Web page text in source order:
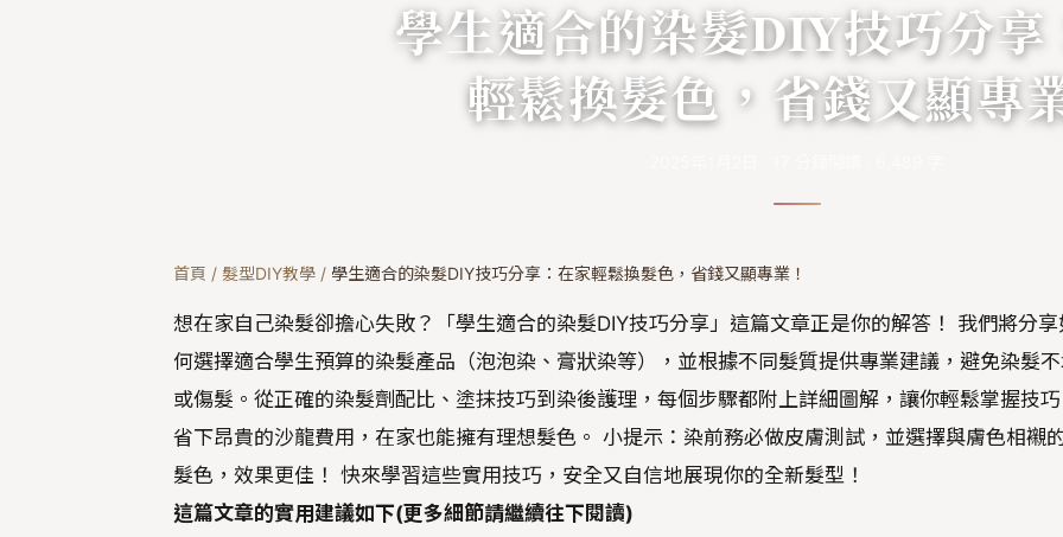
學生適合的染髮DIY技巧分享
輕鬆換髮色，省錢又顯專
首頁 / 髮型DIY教學 / 學生適合的染髮DIY技巧分享：在家輕鬆換髮色，省錢又顯專業！
想在家自己染髮卻擔心失敗？「學生適合的染髮DIY技巧分享」這篇文章正是你的解答！ 我們將分享
何選擇適合學生預算的染髮產品（泡泡染、膏狀染等），並根據不同髮質提供專業建議，避免染髮
或傷髮。從正確的染髮劑配比、塗抹技巧到染後護理，每個步驟都附上詳細圖解，讓你輕鬆掌握技
省下昂貴的沙龍費用，在家也能擁有理想髮色。 小提示：染前務必做皮膚測試，並選擇與膚色相襯
髮色，效果更佳！ 快來學習這些實用技巧，安全又自信地展現你的全新髮型！
這篇文章的實用建議如下(更多細節請繼續往下閱讀)